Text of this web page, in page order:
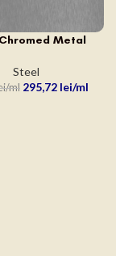
Chromed Metal
Steel
295,72 lei